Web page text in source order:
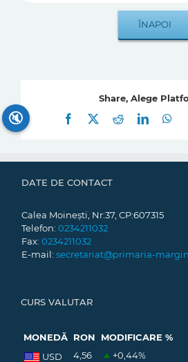
Share, Alege
Facebook
RedditLinkedIn
DATE DE CONTACT
Calea Moinești, Nr:37, CP:607315
Telefon: 0234211032
Fax: 0234211032
E-mail: secretariat@primaria-
CURS VALUTAR
MONEDĂ RON
MODIFICARE %
USD
4,56 +0,44%
🔇